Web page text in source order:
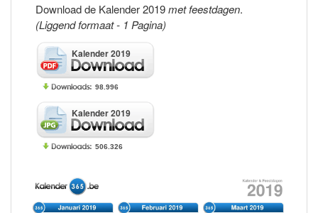
Download de Kalender 2019met feestdagen.
(Liggend formaat - 1 Pagina)
Kalender 2019
98.996
Kalender 2019
506.326